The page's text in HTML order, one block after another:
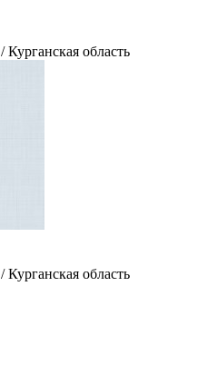
/ Курганская область
/ Курганская область